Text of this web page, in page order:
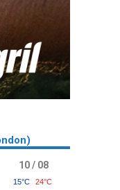
10 / 08
15°C 24°C